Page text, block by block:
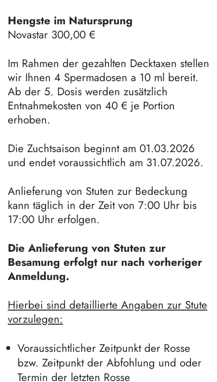
Hengste im Natursprung
Novastar 300,00 €
Im Rahmen der gezahlten Decktaxen stellen
wir Ihnen 4 Spermadosen a 10 ml bereit.
Ab der 5. Dosis werden zusätzlich
Entnahmekosten von 40 € je Portion
erhoben.
Die Zuchtsaison beginnt am 01.03.2026
und endet voraussichtlich am 31.07.2026.
Anlieferung von Stuten zur Bedeckung
kann täglich in der Zeit von 7:00 Uhr bis
17:00 Uhr erfolgen.
Die Anlieferung von Stuten zur
Besamung erfolgt nur nach vorheriger
Anmeldung.
Hierbei sind detaillierte Angaben zur Stute
vorzulegen:
Voraussichtlicher Zeitpunkt der Rosse
bzw. Zeitpunkt der Abfohlung und oder
Termin der letzten Rosse